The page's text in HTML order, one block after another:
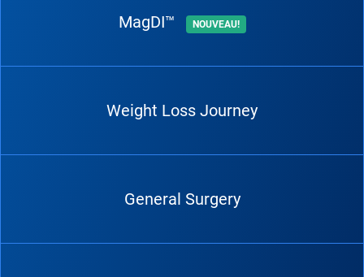
MagDI™ NOUVEAU!
Weight Loss Journey
General Surgery